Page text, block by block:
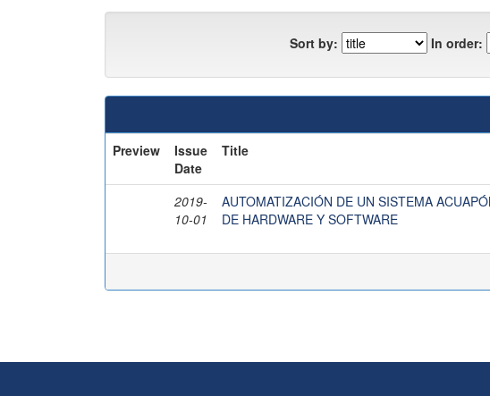
Sort by: In order:
Preview
Issue
Date
Title
2019-
10-01
AUTOMATIZACIÓN DE UN SISTEMA
DE HARDWARE Y SOFTWARE